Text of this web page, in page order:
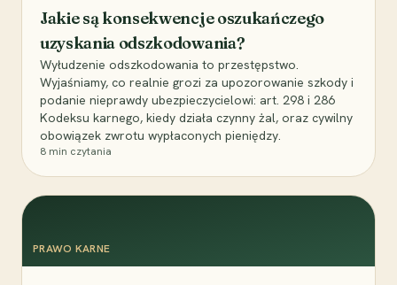
Jakie są konsekwencje oszukańczego
uzyskania odszkodowania?
Wyłudzenie odszkodowania to przestępstwo.
Wyjaśniamy, co realnie grozi za upozorowanie szkody i
podanie nieprawdy ubezpieczycielowi: art. 298 i 286
Kodeksu karnego, kiedy działa czynny żal, oraz cywilny
obowiązek zwrotu wypłaconych pieniędzy.
8 min czytania
PRAWO KARNE